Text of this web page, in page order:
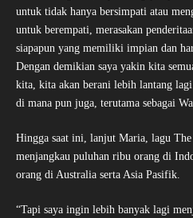
untuk tidak hanya bersimpati atau
untuk berempati, merasakan
siapapun yang memiliki impian dan
Dengan demikian saya yakin kita
kita, kita akan berani lebih lantang
di mana pun juga, terutama sebagai
Hingga saat ini, lanjut Maria, lagu The
menjangkau puluhan ribu orang di
orang di Australia serta Asia Pasifik.
“Tapi saya ingin lebih banyak lagi